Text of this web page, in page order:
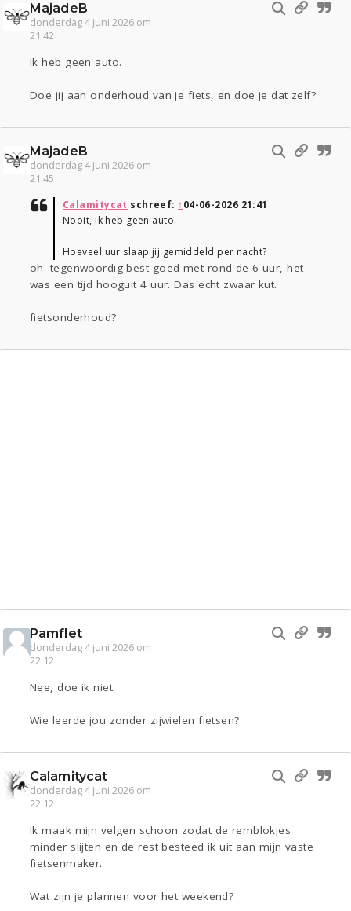
MajadeB
donderdag 4 juni 2026 om
21:42
Ik heb geen auto.
Doe jij aan onderhoud van je fiets, en doe je dat zelf?
MajadeB
donderdag 4 juni 2026 om
21:45
Calamitycat schreef: ↑04-06-2026 21:41
Nooit, ik heb geen auto.
Hoeveel uur slaap jij gemiddeld per nacht?
oh. tegenwoordig best goed met rond de 6 uur, het
was een tijd hooguit 4 uur. Das echt zwaar kut.
fietsonderhoud?
Pamflet
donderdag 4 juni 2026 om
22:12
Nee, doe ik niet.
Wie leerde jou zonder zijwielen fietsen?
Calamitycat
donderdag 4 juni 2026 om
22:12
Ik maak mijn velgen schoon zodat de remblokjes
minder slijten en de rest besteed ik uit aan mijn vaste
fietsenmaker.
Wat zijn je plannen voor het weekend?